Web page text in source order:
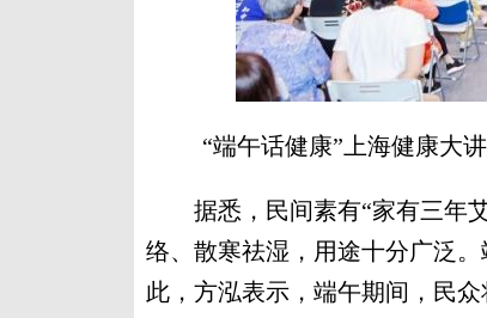
“端午话健康”上海健康大
据悉，民间素有“家有三年艾
络、散寒祛湿，用途十分广泛
此，方泓表示，端午期间，民